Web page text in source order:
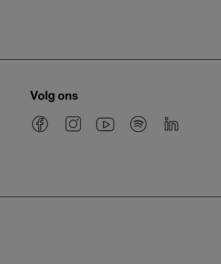
Volg ons